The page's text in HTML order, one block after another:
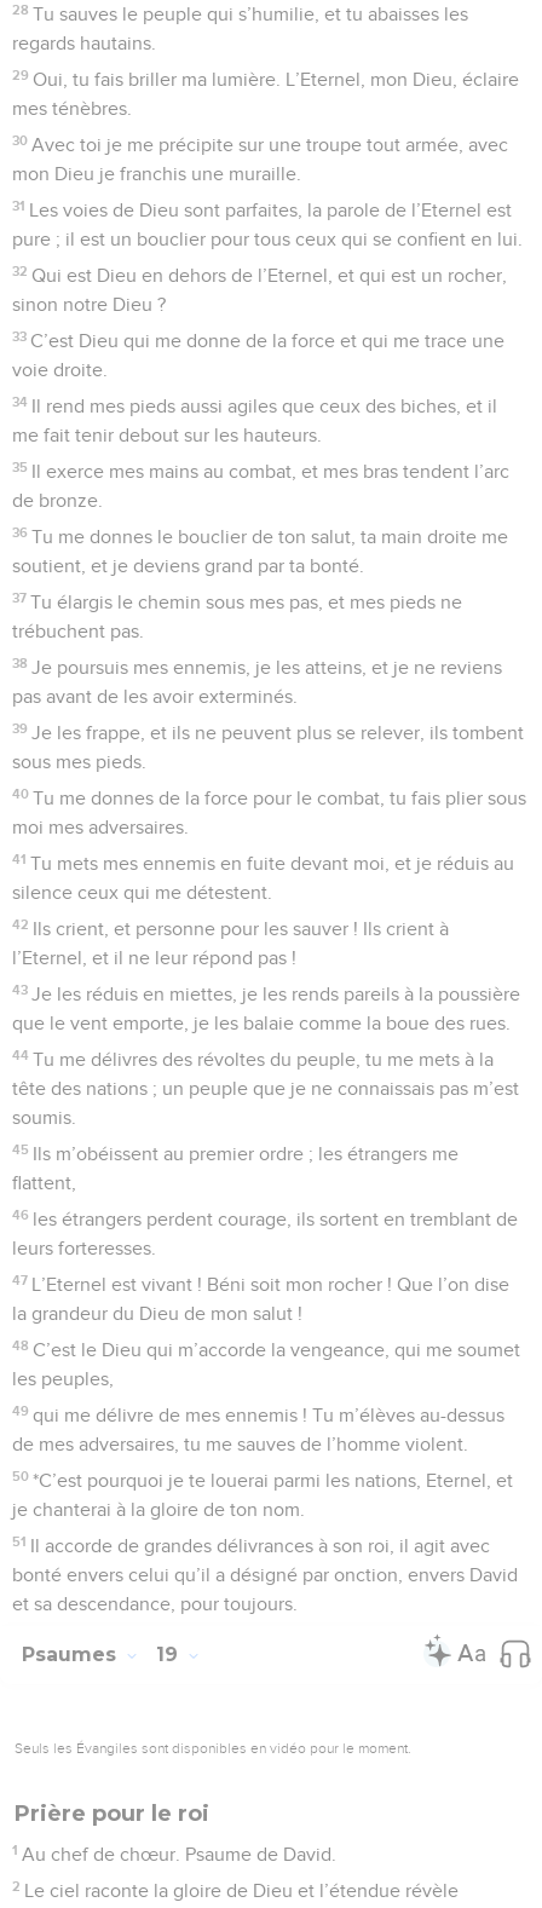
28 Tu sauves le peuple qui s’humilie, et tu abaisses les
regards hautains.
29 Oui, tu fais briller ma lumière. L’Eternel, mon Dieu, éclaire
mes ténèbres.
30 Avec toi je me précipite sur une troupe tout armée, avec
mon Dieu je franchis une muraille.
31 Les voies de Dieu sont parfaites, la parole de l’Eternel est
pure ; il est un bouclier pour tous ceux qui se confient en lui.
32 Qui est Dieu en dehors de l’Eternel, et qui est un rocher,
sinon notre Dieu ?
33 C’est Dieu qui me donne de la force et qui me trace une
voie droite.
34 Il rend mes pieds aussi agiles que ceux des biches, et il
me fait tenir debout sur les hauteurs.
35 Il exerce mes mains au combat, et mes bras tendent l’arc
de bronze.
36 Tu me donnes le bouclier de ton salut, ta main droite me
soutient, et je deviens grand par ta bonté.
37 Tu élargis le chemin sous mes pas, et mes pieds ne
trébuchent pas.
38 Je poursuis mes ennemis, je les atteins, et je ne reviens
pas avant de les avoir exterminés.
39 Je les frappe, et ils ne peuvent plus se relever, ils tombent
sous mes pieds.
40 Tu me donnes de la force pour le combat, tu fais plier sous
moi mes adversaires.
41 Tu mets mes ennemis en fuite devant moi, et je réduis au
silence ceux qui me détestent.
42 Ils crient, et personne pour les sauver ! Ils crient à
l’Eternel, et il ne leur répond pas !
43 Je les réduis en miettes, je les rends pareils à la poussière
que le vent emporte, je les balaie comme la boue des rues.
44 Tu me délivres des révoltes du peuple, tu me mets à la
tête des nations ; un peuple que je ne connaissais pas m’est
soumis.
45 Ils m’obéissent au premier ordre ; les étrangers me
flattent,
46 les étrangers perdent courage, ils sortent en tremblant de
leurs forteresses.
47 L’Eternel est vivant ! Béni soit mon rocher ! Que l’on dise
la grandeur du Dieu de mon salut !
48 C’est le Dieu qui m’accorde la vengeance, qui me soumet
les peuples,
49 qui me délivre de mes ennemis ! Tu m’élèves au-dessus
de mes adversaires, tu me sauves de l’homme violent.
50 *C’est pourquoi je te louerai parmi les nations, Eternel, et
je chanterai à la gloire de ton nom.
51 Il accorde de grandes délivrances à son roi, il agit avec
bonté envers celui qu’il a désigné par onction, envers David
et sa descendance, pour toujours.
Psaumes 19
Seuls les Évangiles sont disponibles en vidéo pour le moment.
Prière pour le roi
1 Au chef de chœur. Psaume de David.
2 Le ciel raconte la gloire de Dieu et l’étendue révèle